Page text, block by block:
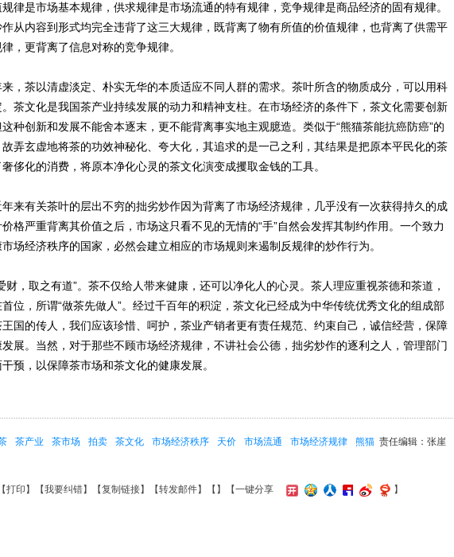
律是市场基本规律，供求规律是市场流通的特有规律，竞争规律是商品经济的固有规律。
从内容到形式均完全违背了这三大规律，既背离了物有所值的价值规律，也背离了供需平
，更背离了信息对称的竞争规律。
茶以清虚淡定、朴实无华的本质适应不同人群的需求。茶叶所含的物质成分，可以用科
茶文化是我国茶产业持续发展的动力和精神支柱。在市场经济的条件下，茶文化需要创新
种创新和发展不能舍本逐末，更不能背离事实地主观臆造。类似于“熊猫茶能抗癌防癌”的
故弄玄虚地将茶的功效神秘化、夸大化，其追求的是一己之利，其结果是把原本平民化的茶
侈化的消费，将原本净化心灵的茶文化演变成攫取金钱的工具。
有关茶叶的层出不穷的拙劣炒作因为背离了市场经济规律，几乎没有一次获得持久的成
格严重背离其价值之后，市场这只看不见的无情的“手”自然会发挥其制约作用。一个致力
场经济秩序的国家，必然会建立相应的市场规则来遏制反规律的炒作行为。
，取之有道”。茶不仅给人带来健康，还可以净化人的心灵。茶人理应重视茶德和茶道，
位，所谓“做茶先做人”。经过千百年的积淀，茶文化已经成为中华传统优秀文化的组成部
国的传人，我们应该珍惜、呵护，茶业产销者更有责任规范、约束自己，诚信经营，保障
展。当然，对于那些不顾市场经济规律，不讲社会公德，拙劣炒作的逐利之人，管理部门
预，以保障茶市场和茶文化的健康发展。
责任编辑：张崖
茶产业 茶市场 拍卖 茶文化 市场经济秩序 天价 市场流通 市场经济规律
熊猫
【打印 】【我要纠错】【复制链接】【转发邮件】【 】 【一键分享 】